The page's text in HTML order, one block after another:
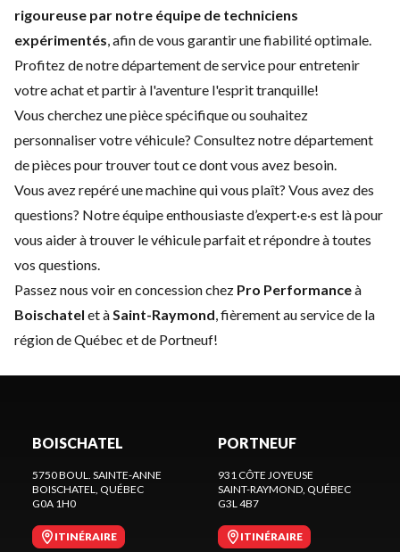
rigoureuse par notre équipe de techniciens
expérimentés, afin de vous garantir une fiabilité optimale.
Profitez de notredépartement de servicepour entretenir
votre achat et partir à l'aventure l'esprit tranquille!
Vous cherchez une pièce spécifique ou souhaitez
personnaliser votre véhicule? Consultez notredépartement
de pièces pour trouver tout ce dont vous avez besoin.
Vous avez repéré une machine qui vous plaît? Vous avez des
questions? Notre équipe enthousiaste d’expert·e·s est là pour
vous aider à trouver le véhicule parfait et répondre à toutes
vos questions.
Passez nous voir en concession chez Pro Performanceà
Boischatel et àSaint-Raymond, fièrement au service de la
région de Québec et de Portneuf!
BOISCHATEL
5750 BOUL. SAINTE-ANNE
BOISCHATEL, QUÉBEC
G0A 1H0
ITINÉRAIRE
PORTNEUF
931 CÔTE JOYEUSE
SAINT-RAYMOND, QUÉBEC
G3L 4B7
ITINÉRAIRE